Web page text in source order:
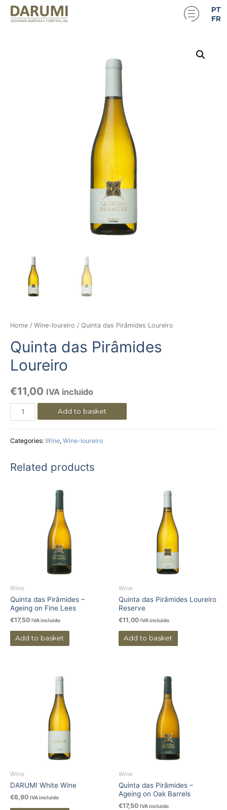
PT
FR
Home / Wine-loureiro / Quinta das Pirâmides Loureiro
Quinta das Pirâmides
Loureiro
€11,00 IVA incluido
Add to basket
Categories: Wine, Wine-loureiro
Related products
Wine
Quinta das Pirâmides –
Ageing on Fine Lees
€17,50 IVA incluido
Add to basket
Wine
Quinta das Pirâmides Loureiro
Reserve
€11,00 IVA incluido
Add to basket
Wine
DARUMI White Wine
€6,90 IVA incluido
Wine
Quinta das Pirâmides –
Ageing on Oak Barrels
€17,50 IVA incluido